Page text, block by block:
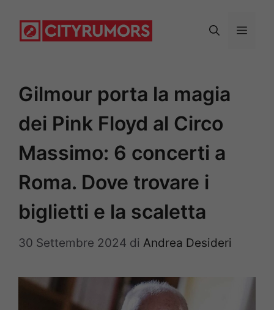
Menu
Gilmour porta la magia
dei Pink Floyd al Circo
Massimo: 6 concerti a
Roma. Dove trovare i
biglietti e la scaletta
30 Settembre 2024 di Andrea Desideri